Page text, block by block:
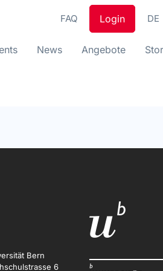
FAQ Login DE
News Angebote
Bern
6